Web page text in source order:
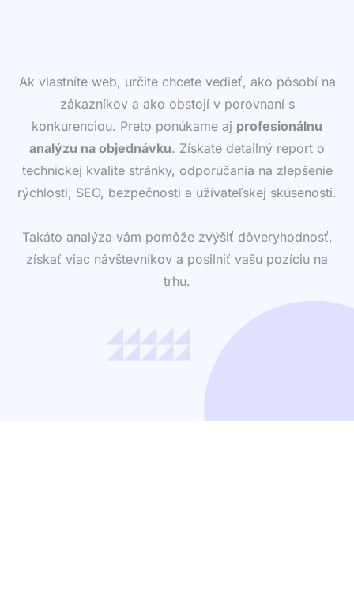
Ak vlastníte web, určite chcete vedieť, ako pôsobí na
zákazníkov a ako obstojí v porovnaní s
konkurenciou. Preto ponúkame aj profesionálnu
analýzu na objednávku. Získate detailný report o
technickej kvalite stránky, odporúčania na zlepšenie
rýchlosti, SEO, bezpečnosti a užívateľskej skúsenosti.
Takáto analýza vám pomôže zvýšiť dôveryhodnosť,
získať viac návštevníkov a posilniť vašu pozíciu na
trhu.